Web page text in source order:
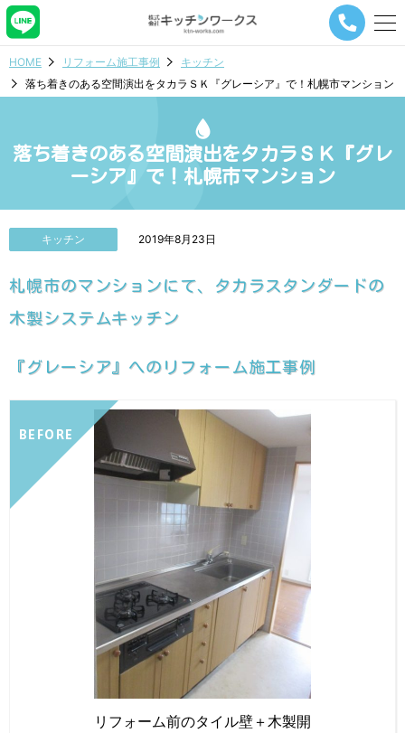
メ
ー
ナ
シ
ボ
HOME リフォーム施工事例
キッチン
落ち着きのある空間演出をタカラＳＫ『グレーシア』で！札幌市マンション
落ち着きのある空間演出をタカラＳＫ『グレ
ーシア』で！札幌市マンション
キッチン 2019年8月23日
札幌市のマンションにて、タカラスタンダードの
木製システムキッチン
『グレーシア』へのリフォーム施工事例
BEFORE
リフォーム前のタイル壁＋木製開